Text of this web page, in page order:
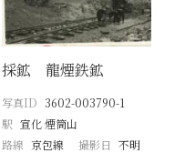
採鉱 龍煙鉄鉱
写真ID 3602-003790-1
駅 宣化 煙筒山
路線 京包線 撮影日 不明